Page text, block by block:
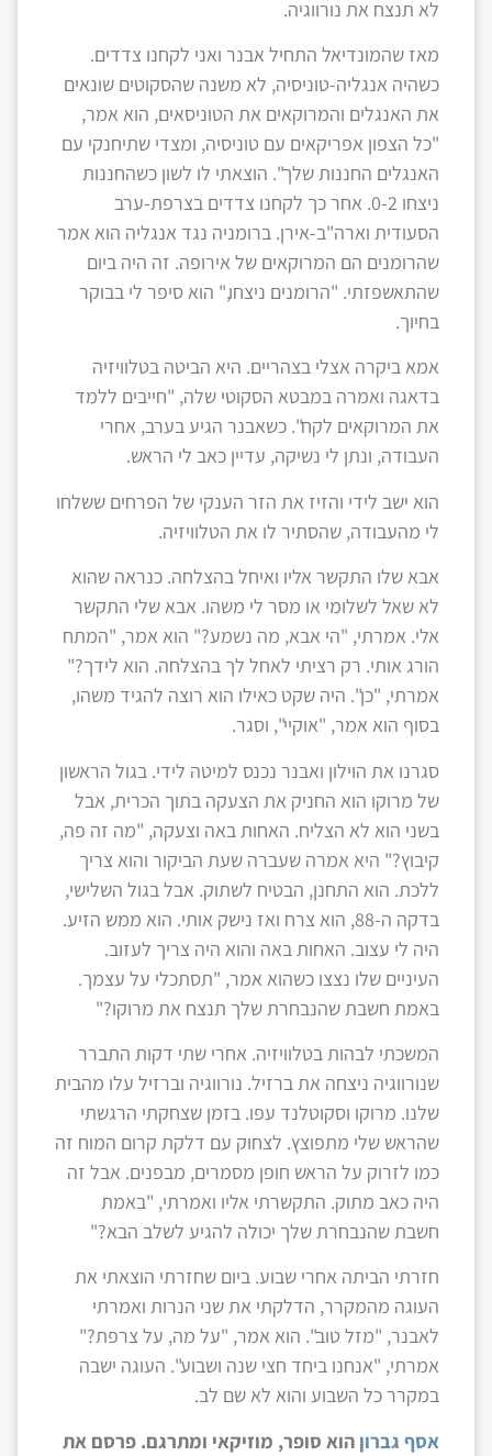
לא תנצח את נורווגיה.
מאז שהמונדיאל התחיל אבנר ואני לקחנו צדדים.
כשהיה אנגליה-טוניסיה, לא משנה שהסקוטים שונאים
את האנגלים והמרוקאים את הטוניסאים, הוא אמר,
"כל הצפון אפריקאים עם טוניסיה, ומצדי שתיחנקי עם
האנגלים החננות שלך". הוצאתי לו לשון כשהחננות
ניצחו 0-2. אחר כך לקחנו צדדים בצרפת-ערב
הסעודית וארה"ב-אירן. ברומניה נגד אנגליה הוא אמר
שהרומנים הם המרוקאים של אירופה. זה היה ביום
שהתאשפזתי. "הרומנים ניצחו," הוא סיפר לי בבוקר
בחיוך.
אמא ביקרה אצלי בצהריים. היא הביטה בטלוויזיה
בדאגה ואמרה במבטא הסקוטי שלה, "חייבים ללמד
את המרוקאים לקח". כשאבנר הגיע בערב, אחרי
העבודה, ונתן לי נשיקה, עדיין כאב לי הראש.
הוא ישב לידי והזיז את הזר הענקי של הפרחים ששלחו
לי מהעבודה, שהסתיר לו את הטלוויזיה.
אבא שלו התקשר אליו ואיחל בהצלחה. כנראה שהוא
לא שאל לשלומי או מסר לי משהו. אבא שלי התקשר
אלי. אמרתי, "הי אבא, מה נשמע?" הוא אמר, "המתח
הורג אותי. רק רציתי לאחל לך בהצלחה. הוא לידך?"
אמרתי, "כן". היה שקט כאילו הוא רוצה להגיד משהו,
בסוף הוא אמר, "אוקיי", וסגר.
סגרנו את הוילון ואבנר נכנס למיטה לידי. בגול הראשון
של מרוקו הוא החניק את הצעקה בתוך הכרית, אבל
בשני הוא לא הצליח. האחות באה וצעקה, "מה זה פה,
קיבוץ?" היא אמרה שעברה שעת הביקור והוא צריך
ללכת. הוא התחנן, הבטיח לשתוק. אבל בגול השלישי,
בדקה ה-88, הוא צרח ואז נישק אותי. הוא ממש הזיע.
היה לי עצוב. האחות באה והוא היה צריך לעזוב.
העיניים שלו נצצו כשהוא אמר, "תסתכלי על עצמך.
באמת חשבת שהנבחרת שלך תנצח את מרוקו?"
המשכתי לבהות בטלוויזיה. אחרי שתי דקות התברר
שנורווגיה ניצחה את ברזיל. נורווגיה וברזיל עלו מהבית
שלנו. מרוקו וסקוטלנד עפו. בזמן שצחקתי הרגשתי
שהראש שלי מתפוצץ. לצחוק עם דלקת קרום המוח זה
כמו לזרוק על הראש חופן מסמרים, מבפנים. אבל זה
היה כאב מתוק. התקשרתי אליו ואמרתי, "באמת
חשבת שהנבחרת שלך יכולה להגיע לשלב הבא?"
חזרתי הביתה אחרי שבוע. ביום שחזרתי הוצאתי את
העוגה מהמקרר, הדלקתי את שני הנרות ואמרתי
לאבנר, "מזל טוב". הוא אמר, "על מה, על צרפת?"
אמרתי, "אנחנו ביחד חצי שנה ושבוע". העוגה ישבה
במקרר כל השבוע והוא לא שם לב.
אסף גברון הוא סופר, מוזיקאי ומתרגם. פרסם את